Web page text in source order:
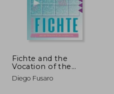
Fichte and the
Vocation of the
Intellectual (en
Inglés)
Diego Fusaro